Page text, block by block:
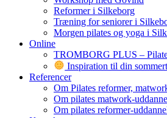
Reformer i Silkeborg
Træning for seniorer i
Morgen pilates og yoga i
Online
TROMBORG PLUS –
Inspiration til din
Referencer
Om Pilates reformer,
Om pilates matwork-
Om pilates reformer-